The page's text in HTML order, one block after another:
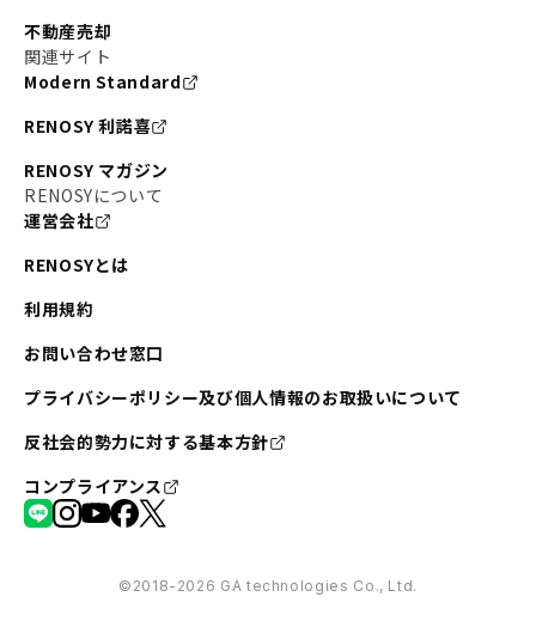
不動産売却
関連サイト
Modern Standard
RENOSY 利諾喜
RENOSY マガジン
RENOSYについて
運営会社
RENOSYとは
利用規約
お問い合わせ窓口
プライバシーポリシー及び個人情報のお取扱いについて
反社会的勢力に対する基本方針
コンプライアンス
©︎2018-2026 GA technologies Co., Ltd.